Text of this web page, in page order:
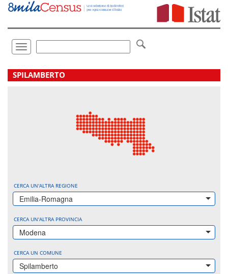
Vai
direttamente
Toggle
navigation
.
SPILAMBERTO
CERCA UN'ALTRA REGIONE
Emilia-Romagna
CERCA UN'ALTRA PROVINCIA
Modena
CERCA UN COMUNE
Spilamberto